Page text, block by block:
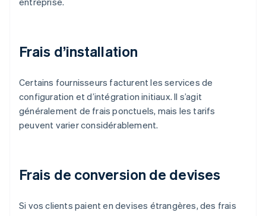
Frais d’installation
Certains fournisseurs facturent les services de
configuration et d’intégration initiaux. Il s’agit
généralement de frais ponctuels, mais les tarifs
peuvent varier considérablement.
Frais de conversion de devises
Si vos clients paient en devises étrangères, des frais